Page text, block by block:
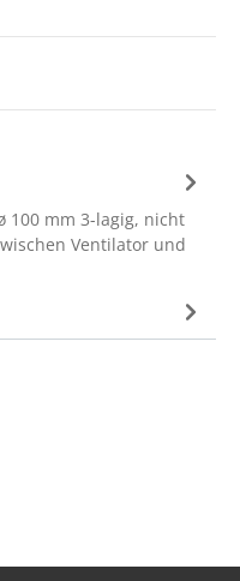
100 mm 3-lagig, nicht
Ventilator und